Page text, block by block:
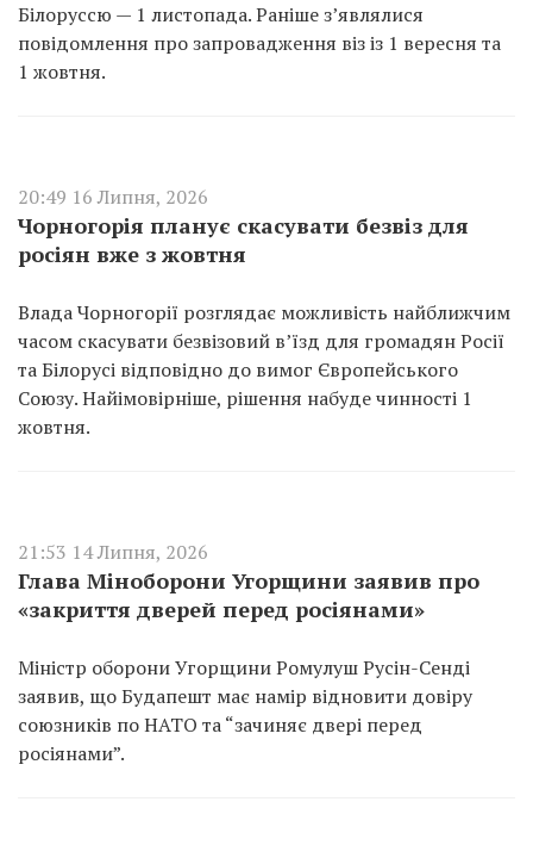
Білоруссю — 1 листопада. Раніше з’являлися
повідомлення про запровадження віз із 1 вересня та
1 жовтня.
20:49 16 Липня, 2026
Чорногорія планує скасувати безвіз для
росіян вже з жовтня
Влада Чорногорії розглядає можливість найближчим
часом скасувати безвізовий в’їзд для громадян Росії
та Білорусі відповідно до вимог Європейського
Союзу. Найімовірніше, рішення набуде чинності 1
жовтня.
21:53 14 Липня, 2026
Глава Міноборони Угорщини заявив про
«закриття дверей перед росіянами»
Міністр оборони Угорщини Ромулуш Русін-Сенді
заявив, що Будапешт має намір відновити довіру
союзників по НАТО та “зачиняє двері перед
росіянами”.